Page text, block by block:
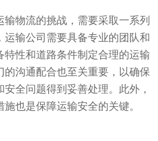
物流的挑战，需要采取一系列
输公司需要具备专业的团队和
特性和道路条件制定合理的运输
的沟通配合也至关重要，以确保
全问题得到妥善处理。此外，
也是保障运输安全的关键。